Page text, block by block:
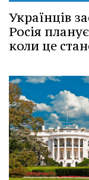
Українців
Росія
коли це